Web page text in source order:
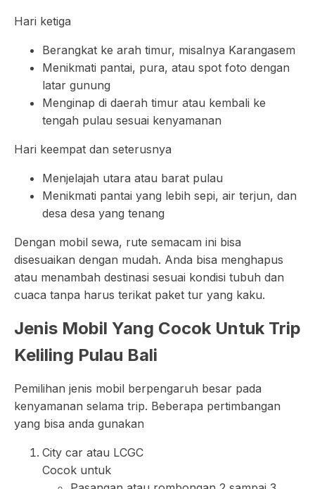
Hari ketiga
Berangkat ke arah timur, misalnya Karangasem
Menikmati pantai, pura, atau spot foto dengan
latar gunung
Menginap di daerah timur atau kembali ke
tengah pulau sesuai kenyamanan
Hari keempat dan seterusnya
Menjelajah utara atau barat pulau
Menikmati pantai yang lebih sepi, air terjun, dan
desa desa yang tenang
Dengan mobil sewa, rute semacam ini bisa
disesuaikan dengan mudah. Anda bisa menghapus
atau menambah destinasi sesuai kondisi tubuh dan
cuaca tanpa harus terikat paket tur yang kaku.
Jenis Mobil Yang Cocok Untuk Trip
Keliling Pulau Bali
Pemilihan jenis mobil berpengaruh besar pada
kenyamanan selama trip. Beberapa pertimbangan
yang bisa anda gunakan
City car atau LCGC
Cocok untuk